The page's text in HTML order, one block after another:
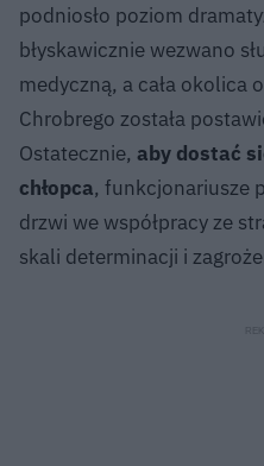
podniosło poziom
błyskawicznie wezwano
medyczną, a cała okolica
Chrobrego została
Ostatecznie, aby dostać
chłopca, funkcjonariusze
drzwi we współpracy ze
skali determinacji i